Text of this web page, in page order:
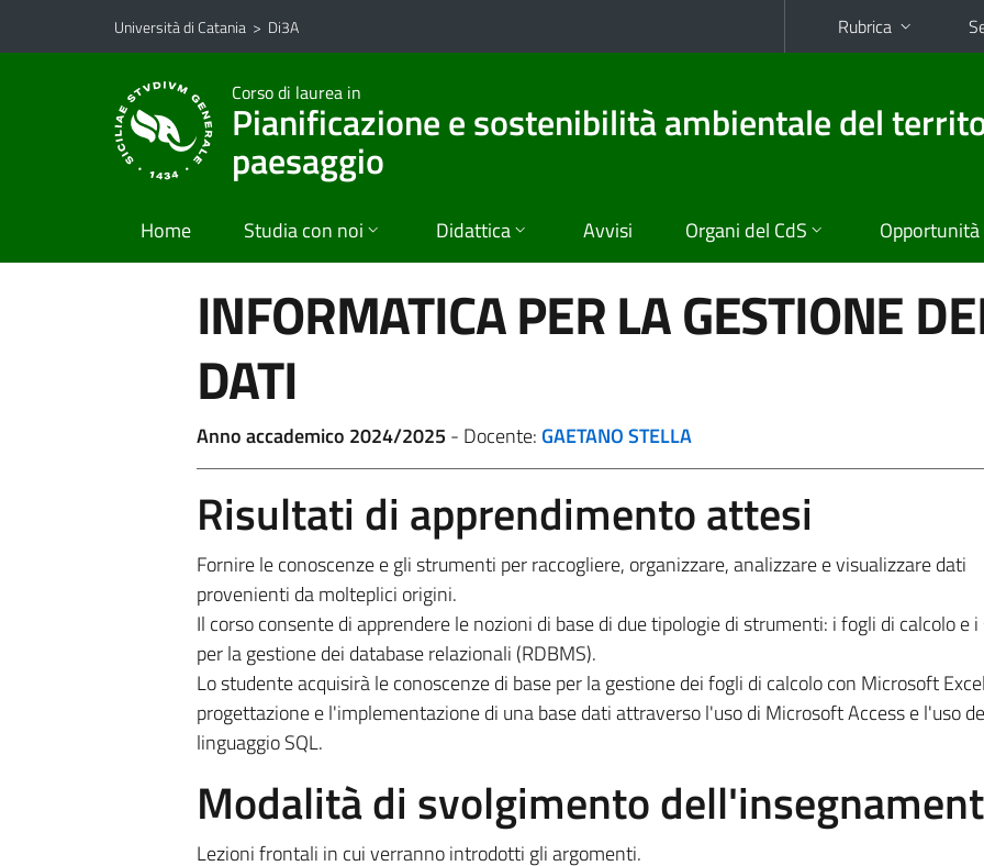
Vai al contenuto principale
Vai al menu di navigazione
Università di Catania > Di3A Rubrica
Corso di laurea in
Pianificazione e sostenibilità ambientale del
paesaggio
Home Studia con noi Didattica Avvisi Organi del CdS Opportunità
INFORMATICA PER LA GESTIONE
DATI
Anno accademico 2024/2025 - Docente: GAETANO STELLA
Risultati di apprendimento attesi
Fornire le conoscenze e gli strumenti per raccogliere, organizzare, analizzare e visualizzare dati
provenienti da molteplici origini.
Il corso consente di apprendere le nozioni di base di due tipologie di strumenti: i fogli di calcolo e
per la gestione dei database relazionali (RDBMS).
Lo studente acquisirà le conoscenze di base per la gestione dei fogli di calcolo con Microsoft
progettazione e l'implementazione di una base dati attraverso l'uso di Microsoft Access e l'uso
linguaggio SQL.
Modalità di svolgimento
Lezioni frontali in cui verranno introdotti gli argomenti.